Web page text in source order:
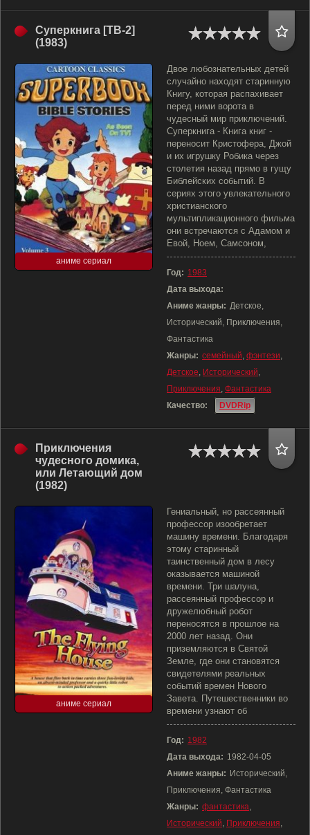
Суперкнига [ТВ-2]
(1983)
аниме сериал
Двое любознательных детей
случайно находят старинную
Книгу, которая распахивает
перед ними ворота в
чудесный мир приключений.
Суперкнига - Книга книг -
переносит Кристофера, Джой
и их игрушку Робика через
столетия назад прямо в гущу
Библейских событий. В
сериях этого увлекательного
христианского
мультипликационного фильма
они встречаются с Адамом и
Евой, Ноем, Самсоном,
Год: 1983
Дата выхода:
Аниме жанры: Детское,
Исторический, Приключения,
Фантастика
Жанры: семейный, фэнтези,
Детское, Исторический,
Приключения, Фантастика
Качество:
DVDRip
Приключения
чудесного домика,
или Летающий дом
(1982)
аниме сериал
Гениальный, но рассеянный
профессор изообретает
машину времени. Благодаря
этому старинный
таинственный дом в лесу
оказывается машиной
времени. Три шалуна,
рассеянный профессор и
дружелюбный робот
переносятся в прошлое на
2000 лет назад. Они
приземляются в Святой
Земле, где они становятся
свидетелями реальных
событий времен Нового
Завета. Путешественники во
времени узнают об
Год: 1982
Дата выхода: 1982-04-05
Аниме жанры: Исторический,
Приключения, Фантастика
Жанры: фантастика,
Исторический, Приключения,